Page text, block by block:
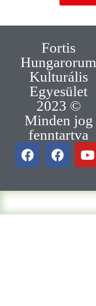
Fortis
Hungarorum
Kulturális
Egyesület
2023 ©
Minden jog
fenntartva